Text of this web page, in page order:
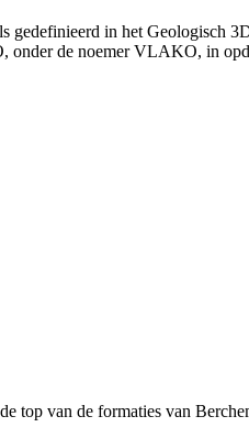
gedefinieerd in het Geologisch
onder de noemer VLAKO, in
top van de formaties van